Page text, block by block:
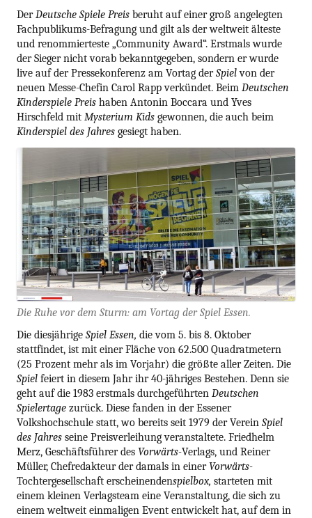
DerDeutsche Spiele Preis beruht auf einer groß angelegten
Fachpublikums-Befragung und gilt als der weltweit älteste
und renommierteste „Community Award“. Erstmals wurde
der Sieger nicht vorab bekanntgegeben, sondern er wurde
live auf der Pressekonferenz am Vortag derSpielvon der
neuen Messe-Chefin Carol Rapp verkündet. Beim Deutschen
Kinderspiele Preis haben Antonin Boccara und Yves
Hirschfeld mit Mysterium Kids gewonnen, die auch beim
Kinderspiel des Jahres gesiegt haben.
Die Ruhe vor dem Sturm: am Vortag der Spiel Essen.
Die diesjährige Spiel Essen, die vom 5. bis 8. Oktober
stattfindet, ist mit einer Fläche von 62.500 Quadratmetern
(25 Prozent mehr als im Vorjahr) die größte aller Zeiten. Die
Spiel feiert in diesem Jahr ihr 40-jähriges Bestehen. Denn sie
geht auf die 1983 erstmals durchgeführten Deutschen
Spielertage zurück. Diese fanden in der Essener
Volkshochschule statt, wo bereits seit 1979 der Verein Spiel
des Jahres seine Preisverleihung veranstaltete. Friedhelm
Merz, Geschäftsführer des Vorwärts-Verlags, und Reiner
Müller, Chefredakteur der damals in einerVorwärts-
Tochtergesellschaft erscheinendenspielbox, starteten mit
einem kleinen Verlagsteam eine Veranstaltung, die sich zu
einem weltweit einmaligen Event entwickelt hat, auf dem in